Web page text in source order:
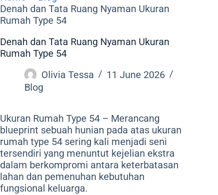
Denah dan Tata Ruang Nyaman Ukuran
Rumah Type 54
Denah dan Tata Ruang Nyaman Ukuran
Rumah Type 54
Olivia Tessa
11 June 2026
Blog
Ukuran Rumah Type 54 – Merancang
blueprint sebuah hunian pada atas ukuran
rumah type 54 sering kali menjadi seni
tersendiri yang menuntut kejelian ekstra
dalam berkompromi antara keterbatasan
lahan dan pemenuhan kebutuhan
fungsional keluarga.